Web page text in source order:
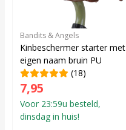
Bandits & Angels
Kinbeschermer starter met
eigen naam bruin PU
(18)
7,95
Voor 23:59u besteld,
dinsdag in huis!